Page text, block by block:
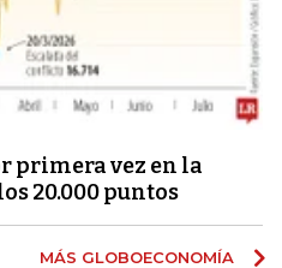
primera vez en la
20.000 puntos
MÁS GLOBOECONOMÍA